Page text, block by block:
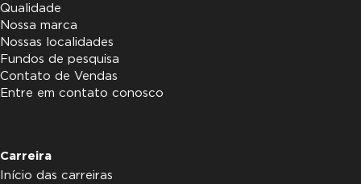
Qualidade
Nossa marca
Nossas localidades
Fundos de pesquisa
Contato de Vendas
Entre em contato conosco
Carreira
Início das carreiras